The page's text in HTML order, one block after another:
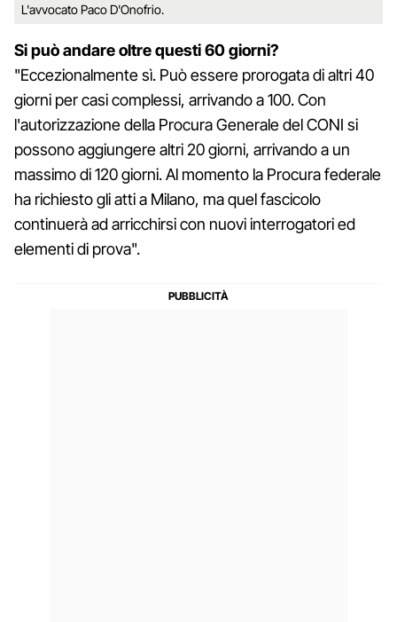
L'avvocato Paco D'Onofrio.
Si può andare oltre questi 60 giorni?
"Eccezionalmente sì. Può essere prorogata di altri 40
giorni per casi complessi, arrivando a 100. Con
l'autorizzazione della Procura Generale del CONI si
possono aggiungere altri 20 giorni, arrivando a un
massimo di 120 giorni. Al momento la Procura federale
ha richiesto gli atti a Milano, ma quel fascicolo
continuerà ad arricchirsi con nuovi interrogatori ed
elementi di prova".